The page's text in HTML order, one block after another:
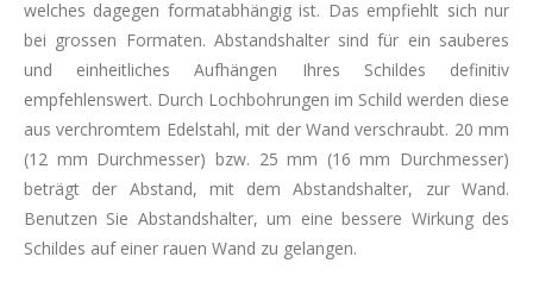
welches dagegen formatabhängig ist. Das empfiehlt sich nur
bei grossen Formaten. Abstandshalter sind für ein sauberes
und einheitliches Aufhängen Ihres Schildes definitiv
empfehlenswert. Durch Lochbohrungen im Schild werden diese
aus verchromtem Edelstahl, mit der Wand verschraubt. 20 mm
(12 mm Durchmesser) bzw. 25 mm (16 mm Durchmesser)
beträgt der Abstand, mit dem Abstandshalter, zur Wand.
Benutzen Sie Abstandshalter, um eine bessere Wirkung des
Schildes auf einer rauen Wand zu gelangen.